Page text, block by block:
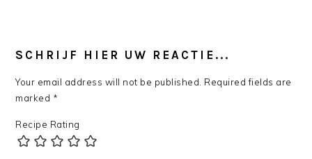
INTERACTIONS
SCHRIJF HIER UW REACTIE...
Your email address will not be published. Required fields are
marked *
Recipe Rating